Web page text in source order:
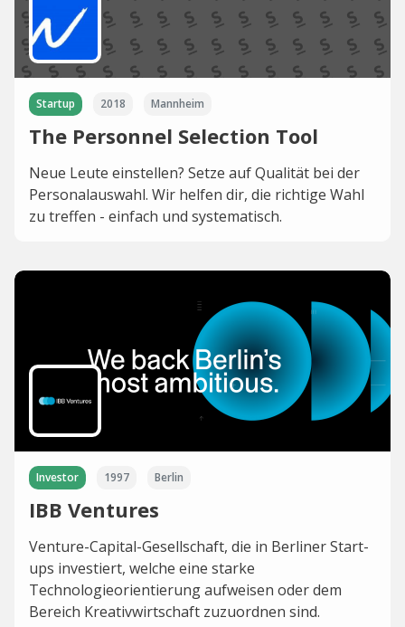
Startup 2018 Mannheim
The Personnel Selection Tool
Neue Leute einstellen? Setze auf Qualität bei der
Personalauswahl. Wir helfen dir, die richtige Wahl
zu treffen - einfach und systematisch.
Investor 1997 Berlin
IBB Ventures
Venture-Capital-Gesellschaft, die in Berliner Start-
ups investiert, welche eine starke
Technologieorientierung aufweisen oder dem
Bereich Kreativwirtschaft zuzuordnen sind.